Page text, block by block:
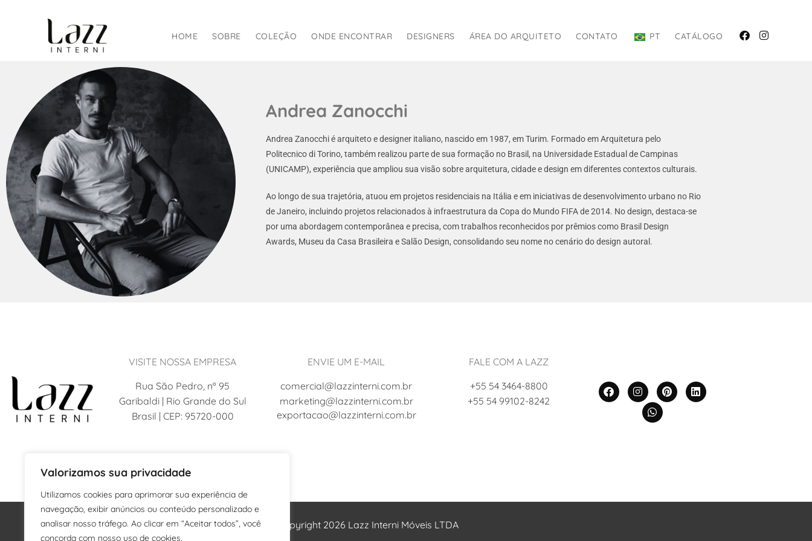
Valorizamos sua privacidade
Utilizamos cookies para aprimorar sua experiência de
navegação, exibir anúncios ou conteúdo personalizado e
analisar nosso tráfego. Ao clicar em “Aceitar todos”, você
concorda com nosso uso de cookies.
HOME SOBRE COLEÇÃO ONDE ENCONTRAR DESIGNERS ÁREA DO ARQUITETO CONTATO PT CATÁLOGO
Andrea Zanocchi
Andrea Zanocchi é arquiteto e designer italiano, nascido em 1987, em Turim. Formado em Arquitetura pelo
Politecnico di Torino, também realizou parte de sua formação no Brasil, na Universidade Estadual de Campinas
(UNICAMP), experiência que ampliou sua visão sobre arquitetura, cidade e design em diferentes contextos culturais.
Ao longo de sua trajetória, atuou em projetos residenciais na Itália e em iniciativas de desenvolvimento urbano no Rio
de Janeiro, incluindo projetos relacionados à infraestrutura da Copa do Mundo FIFA de 2014. No design, destaca-se
por uma abordagem contemporânea e precisa, com trabalhos reconhecidos por prêmios como Brasil Design
Awards, Museu da Casa Brasileira e Salão Design, consolidando seu nome no cenário do design autoral.
VISITE NOSSA EMPRESA
Rua São Pedro, nº 95
Garibaldi | Rio Grande do Sul
Brasil | CEP: 95720-000
ENVIE UM E-MAIL
comercial@lazzinterni.com.br
marketing@lazzinterni.com.br
exportacao@lazzinterni.com.br
FALE COM A LAZZ
+55 54 3464-8800
+55 54 99102-8242
© Copyright 2026 Lazz Interni Móveis LTDA